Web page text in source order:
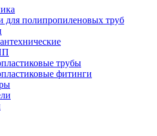
для полипропиленовых труб
трубы
фитинги